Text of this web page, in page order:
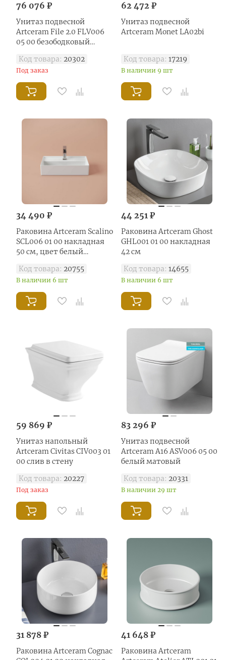
76 076 ₽
Унитаз подвесной
Artceram File 2.0 FLV006
05 00 безободковый
Код товара: 20302
Под заказ
62 472 ₽
Унитаз подвесной
Artceram Monet LA02bi
Код товара: 17219
В наличии 9 шт
34 490 ₽
Раковина Artceram Scalino
SCL006 01 00 накладная
50 см, цвет белый
Код товара: 20755
В наличии 6 шт
44 251 ₽
Раковина Artceram Ghost
GHL001 01 00 накладная
42 см
Код товара: 14655
В наличии 6 шт
59 869 ₽
Унитаз напольный
Artceram Civitas CIV003 01
00 слив в стену
Код товара: 20227
Под заказ
83 296 ₽
Унитаз подвесной
Artceram A16 ASV006 05 00
белый матовый
Код товара: 20331
В наличии 29 шт
31 878 ₽
Раковина Artceram Cognac
41 648 ₽
Раковина Artceram